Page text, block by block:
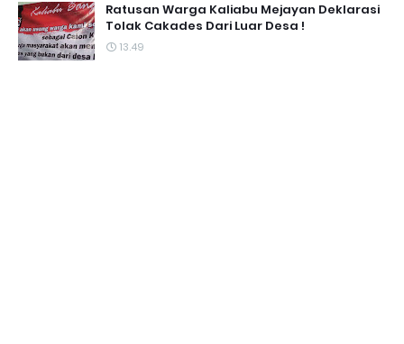
Ratusan Warga Kaliabu Mejayan Deklarasi
Tolak Cakades Dari Luar Desa !
13.49